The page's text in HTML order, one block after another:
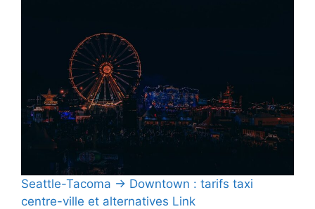
Seattle-Tacoma → Downtown : tarifs taxi
centre-ville et alternatives Link